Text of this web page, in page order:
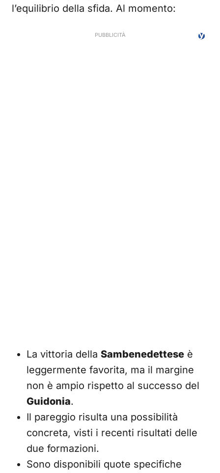
l’equilibrio della sfida. Al momento:
La vittoria della Sambenedettese è
leggermente favorita, ma il margine
non è ampio rispetto al successo del
Guidonia.
Il pareggio risulta una possibilità
concreta, visti i recenti risultati delle
due formazioni.
Sono disponibili quote specifiche